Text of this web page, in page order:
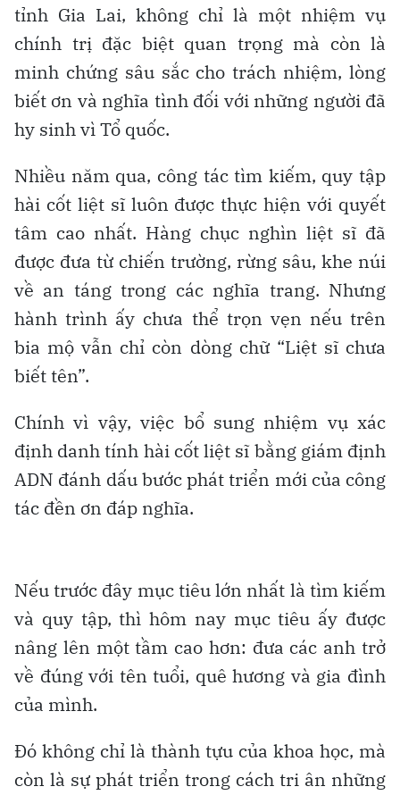
tỉnh Gia Lai, không chỉ là một nhiệm vụ
chính trị đặc biệt quan trọng mà còn là
minh chứng sâu sắc cho trách nhiệm, lòng
biết ơn và nghĩa tình đối với những người đã
hy sinh vì Tổ quốc.
Nhiều năm qua, công tác tìm kiếm, quy tập
hài cốt liệt sĩ luôn được thực hiện với quyết
tâm cao nhất. Hàng chục nghìn liệt sĩ đã
được đưa từ chiến trường, rừng sâu, khe núi
về an táng trong các nghĩa trang. Nhưng
hành trình ấy chưa thể trọn vẹn nếu trên
bia mộ vẫn chỉ còn dòng chữ “Liệt sĩ chưa
biết tên”.
Chính vì vậy, việc bổ sung nhiệm vụ xác
định danh tính hài cốt liệt sĩ bằng giám định
ADN đánh dấu bước phát triển mới của công
tác đền ơn đáp nghĩa.
Nếu trước đây mục tiêu lớn nhất là tìm kiếm
và quy tập, thì hôm nay mục tiêu ấy được
nâng lên một tầm cao hơn: đưa các anh trở
về đúng với tên tuổi, quê hương và gia đình
của mình.
Đó không chỉ là thành tựu của khoa học, mà
còn là sự phát triển trong cách tri ân những